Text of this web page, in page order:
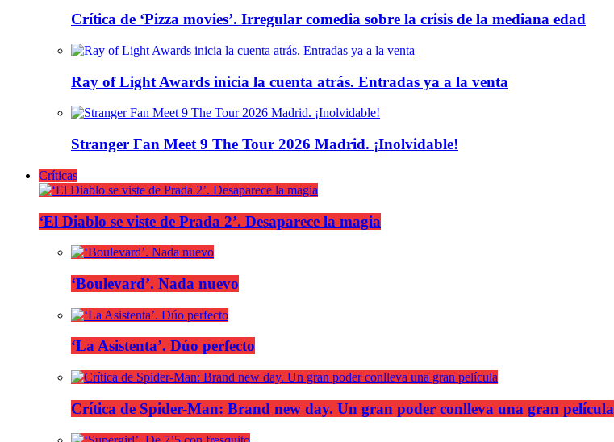
Crítica de ‘Pizza movies’. Irregular comedia sobre la crisis de la mediana edad
Ray of Light Awards inicia la cuenta atrás. Entradas ya a la venta
Stranger Fan Meet 9 The Tour 2026 Madrid. ¡Inolvidable!
Críticas
‘El Diablo se viste de Prada 2’. Desaparece la magia
‘Boulevard’. Nada nuevo
‘La Asistenta’. Dúo perfecto
Crítica de Spider-Man: Brand new day. Un gran poder conlleva una gran película